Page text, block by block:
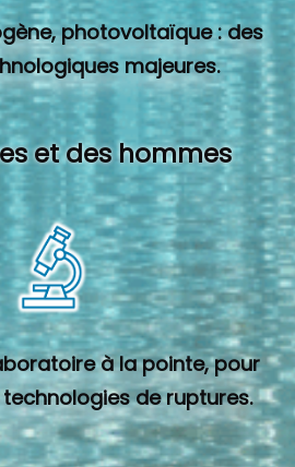
photovoltaïque : des
majeures.
et des hommes
à la pointe, pour
de ruptures.